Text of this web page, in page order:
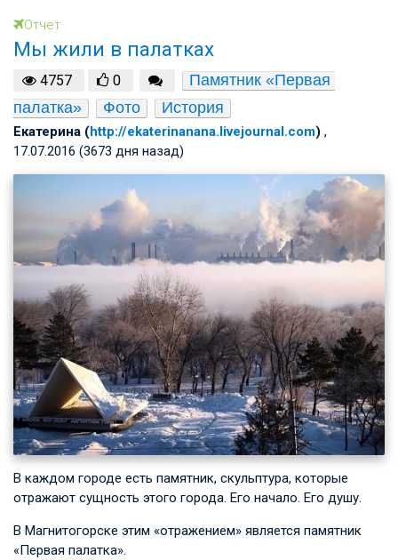
Отчет
Мы жили в палатках
4757 0
Памятник «Первая
палатка»
Фото История
Екатерина (http://ekaterinanana.livejournal.com) ,
17.07.2016 (3673 дня назад)
В каждом городе есть памятник, скульптура, которые
отражают сущность этого города. Его начало. Его душу.
В Магнитогорске этим «отражением» является памятник
«Первая палатка».